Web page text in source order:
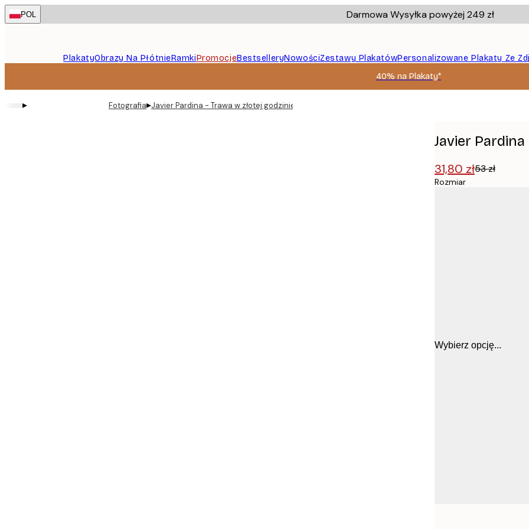
Skip
to
POL Darmowa Wysyłka powyżej 249 zł
PlakatyObrazy Na PłótnieRamkiPromocjeBestselleryNowościZestawy PlakatówPersonalizowane Plakaty Ze
40% na Plakaty*
▸ Fotografia▸Javier Pardina - Trawa w złotej godzinie Plakat
Javier
31,80 zł53 zł
Rozmiar
Wybierz opcję...